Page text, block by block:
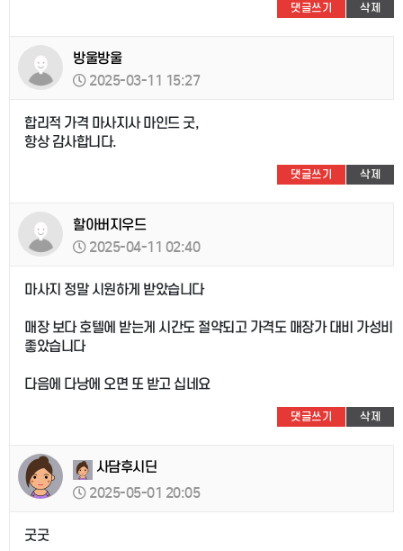
댓글쓰기 삭제
방울방울
2025-03-11 15:27
합리적 가격 마사지사 마인드 굿,
항상 감사합니다.
댓글쓰기 삭제
할아버지우드
2025-04-11 02:40
마사지 정말 시원하게 받았습니다
매장 보다 호텔에 받는게 시간도 절약되고 가격도 매장가 대비 가성비
좋았습니다
다음에 다낭에 오면 또 받고 십네요
댓글쓰기 삭제
사담후시딘
2025-05-01 20:05
굿굿